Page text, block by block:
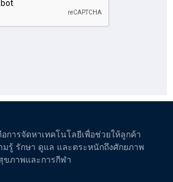
การจัดหาเทคโนโลยีเพื่อช่วยให้ลูกค้า
มรู้ รักษา ดูแล และตระหนักถึงศักยภาพ
ขภาพและการกีฬา